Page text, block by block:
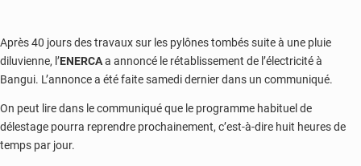
Après 40 jours des travaux sur les pylônes tombés suite à une pluie
diluvienne, l’ENERCAa annoncé le rétablissement de l’électricité à
Bangui. L’annonce a été faite samedi dernier dans un communiqué.
On peut lire dans le communiqué que le programme habituel de
délestage pourra reprendre prochainement, c’est-à-dire huit heures de
temps par jour.